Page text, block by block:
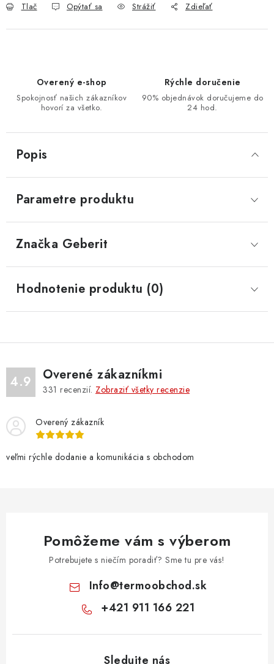
Tlač Opýtať sa Strážiť Zdieľať
Overený e-shop
Spokojnosť našich zákazníkov
hovorí za všetko.
Rýchle doručenie
90% objednávok doručujeme do
24 hod.
Popis
Parametre produktu
Značka Geberit
Hodnotenie produktu (0)
4.9 Overené zákazníkmi
331 recenzií. Zobraziť všetky recenzie
Overený zákazník
veľmi rýchle dodanie a komunikácia s obchodom
Pomôžeme vám s výberom
Potrebujete s niečím poradiť? Sme tu pre vás!
Info@termoobchod.sk
+421 911 166 221